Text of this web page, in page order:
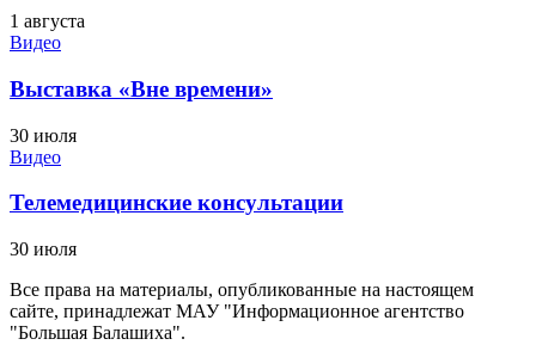
1 августа
Видео
Выставка «Вне времени»
30 июля
Видео
Телемедицинские консультации
30 июля
Все права на материалы, опубликованные на настоящем
сайте, принадлежат МАУ "Информационное агентство
"Большая Балашиха".